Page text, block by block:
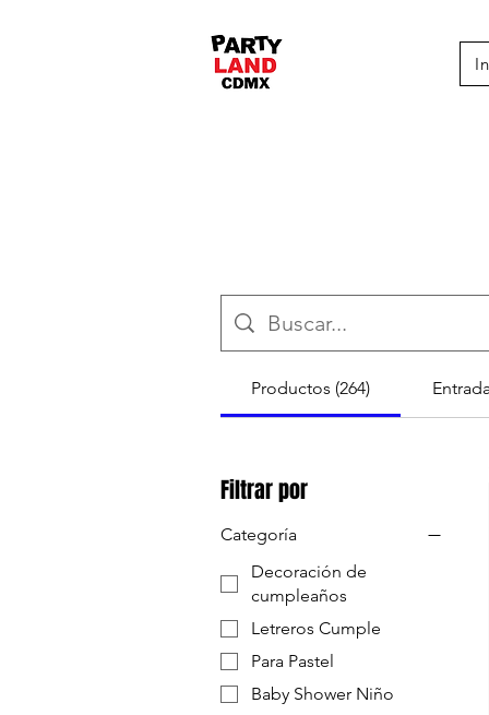
Productos (264)
Filtrar por
Categoría
Decoración de
cumpleaños
Letreros Cumple
Para Pastel
Baby Shower Niño